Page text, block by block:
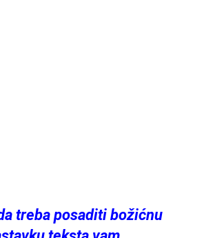
treba posaditi božićnu